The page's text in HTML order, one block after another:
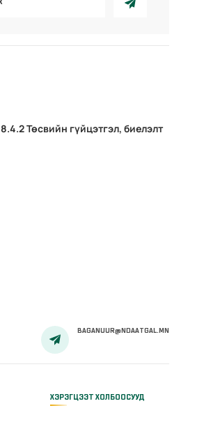
8.4.2 Төсвийн гүйцэтгэл, биелэлт
BAGANUUR@NDAATGAL.MN
ХЭРЭГЦЭЭТ ХОЛБООСУУД